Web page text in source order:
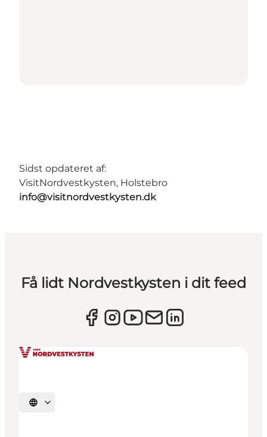
Sidst opdateret af:
VisitNordvestkysten, Holstebro
info@visitnordvestkysten.dk
Få lidt Nordvestkysten i dit feed
Vælg sprog